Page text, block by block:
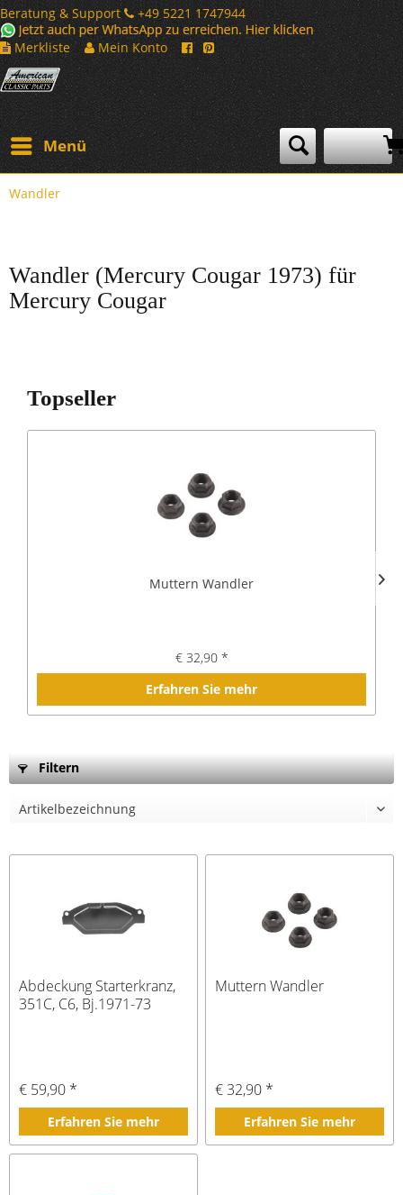
Beratung & Support
+49 5221 1747944
Merkliste
Mein Konto
Menü
Wandler
Wandler (Mercury Cougar 1973) für
Mercury Cougar
Topseller
Muttern Wandler
€ 32,90 *
Erfahren Sie mehr
Filtern
Abdeckung Starterkranz,
351C, C6, Bj.1971-73
€ 59,90 *
Erfahren Sie mehr
Muttern Wandler
€ 32,90 *
Erfahren Sie mehr